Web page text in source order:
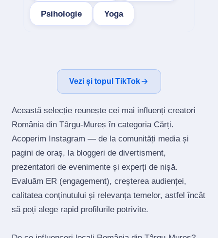
Psihologie Yoga
Vezi și topul TikTok
Această selecție reunește cei mai influenți creatori
România din Târgu-Mureș în categoria Cărți.
Acoperim Instagram — de la comunități media și
pagini de oraș, la bloggeri de divertisment,
prezentatori de evenimente și experți de nișă.
Evaluăm ER (engagement), creșterea audienței,
calitatea conținutului și relevanța temelor, astfel încât
să poți alege rapid profilurile potrivite.